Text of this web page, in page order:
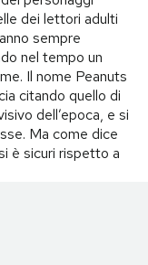
dei lettori adulti
sempre
nel tempo un
Il nome Peanuts
citando quello di
dell’epoca, e si
Ma come dice
è sicuri rispetto a